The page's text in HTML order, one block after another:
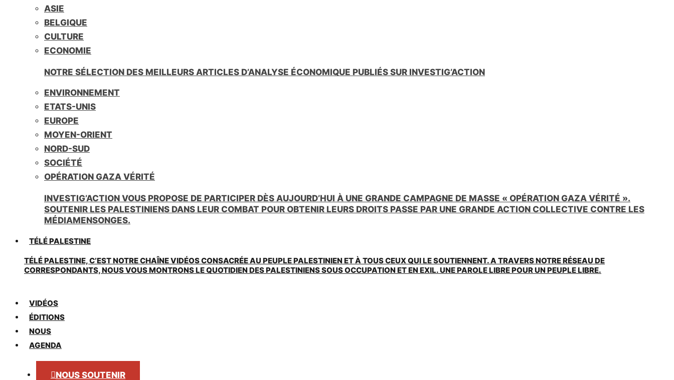
ASIE
BELGIQUE
CULTURE
ECONOMIE
NOTRE SÉLECTION DES MEILLEURS ARTICLES D’ANALYSE ÉCONOMIQUE PUBLIÉS SUR INVESTIG’ACTION
ENVIRONNEMENT
ETATS-UNIS
EUROPE
MOYEN-ORIENT
NORD-SUD
SOCIÉTÉ
OPÉRATION GAZA VÉRITÉ
INVESTIG’ACTION VOUS PROPOSE DE PARTICIPER DÈS AUJOURD’HUI À UNE GRANDE CAMPAGNE DE MASSE « OPÉRATION GAZA VÉRITÉ ».
SOUTENIR LES PALESTINIENS DANS LEUR COMBAT POUR OBTENIR LEURS DROITS PASSE PAR UNE GRANDE ACTION COLLECTIVE CONTRE LES
MÉDIAMENSONGES.
TÉLÉ PALESTINE
TÉLÉ PALESTINE, C’EST NOTRE CHAÎNE VIDÉOS CONSACRÉE AU PEUPLE PALESTINIEN ET À TOUS CEUX QUI LE SOUTIENNENT. A TRAVERS NOTRE RÉSEAU DE
CORRESPONDANTS, NOUS VOUS MONTRONS LE QUOTIDIEN DES PALESTINIENS SOUS OCCUPATION ET EN EXIL. UNE PAROLE LIBRE POUR UN PEUPLE LIBRE.
VIDÉOS
ÉDITIONS
NOUS
AGENDA
NOUS SOUTENIR